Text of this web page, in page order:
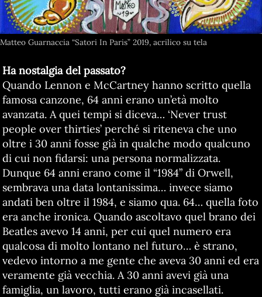
Matteo Guarnaccia “Satori In Paris” 2019, acrilico su tela
Ha nostalgia del passato?
Quando Lennon e McCartney hanno scritto quella
famosa canzone, 64 anni erano un’età molto
avanzata. A quei tempi si diceva… ‘Never trust
people over thirties’ perché si riteneva che uno
oltre i 30 anni fosse già in qualche modo qualcuno
di cui non fidarsi: una persona normalizzata.
Dunque 64 anni erano come il “1984” di Orwell,
sembrava una data lontanissima… invece siamo
andati ben oltre il 1984, e siamo qua. 64… quella foto
era anche ironica. Quando ascoltavo quel brano dei
Beatles avevo 14 anni, per cui quel numero era
qualcosa di molto lontano nel futuro… è strano,
vedevo intorno a me gente che aveva 30 anni ed era
veramente già vecchia. A 30 anni avevi già una
famiglia, un lavoro, tutti erano già incasellati.